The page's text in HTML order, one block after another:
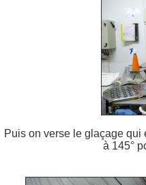
Puis on verse le glaçage qui
à 145°